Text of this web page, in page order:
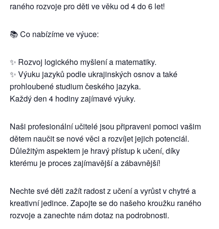
raného rozvoje pro děti ve věku od 4 do 6 let!
📚 Co nabízíme ve výuce:
✨ Rozvoj logického myšlení a matematiky.
✨ Výuku jazyků podle ukrajinských osnov a také
prohloubené studium českého jazyka.
Každý den 4 hodiny zajímavé výuky.
Naši profesionální učitelé jsou připraveni pomoci vašim
dětem naučit se nové věci a rozvíjet jejich potenciál.
Důležitým aspektem je hravý přístup k učení, díky
kterému je proces zajímavější a zábavnější!
Nechte své děti zažít radost z učení a vyrůst v chytré a
kreativní jedince. Zapojte se do našeho kroužku raného
rozvoje a zanechte nám dotaz na podrobnosti.